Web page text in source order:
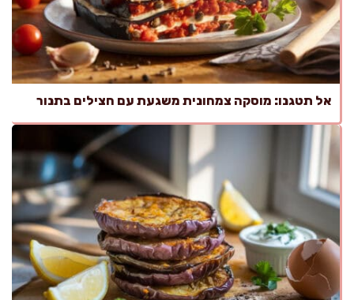
אל תטגנו: מוסקה צמחונית משגעת עם חצילים בתנור